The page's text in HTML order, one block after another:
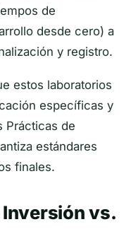
de
desde cero) a
y registro.
estos laboratorios
específicas y
Prácticas de
estándares
finales.
vs.